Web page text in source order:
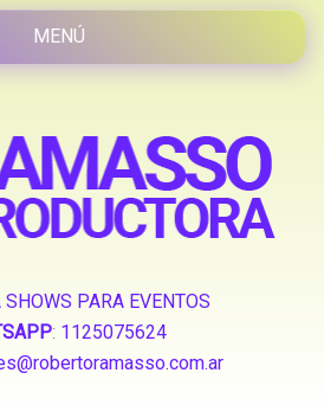
SHOWS PARA EVENTOS
: 1125075624